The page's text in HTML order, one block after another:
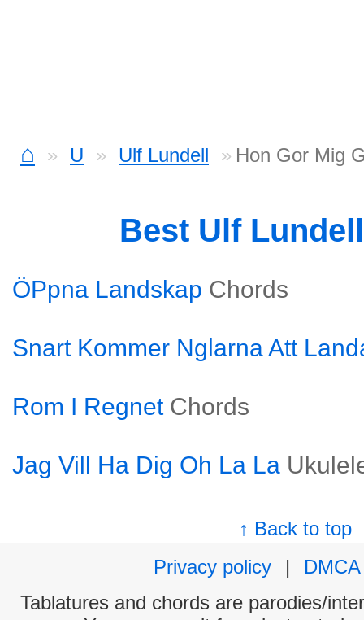
⌂ U Ulf Lundell Hon Gor Mig
Best Ulf
ÖPpna Landskap Chords
Snart Kommer Nglarna Att
Rom I Regnet Chords
Jag Vill Ha Dig Oh La La
↑ Back to top
Privacy policy
|
DMCA
Tablatures and chords are parodies/